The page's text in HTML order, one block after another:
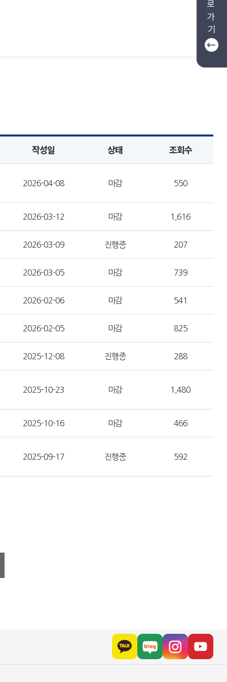
작성일 상태 조회수
2026-04-08 마감 550
2026-03-12 마감 1,616
2026-03-09 진행중 207
2026-03-05 마감 739
2026-02-06 마감 541
2026-02-05 마감 825
2025-12-08 진행중 288
2025-10-23 마감 1,480
2025-10-16 마감 466
2025-09-17 진행중 592
로
가
기